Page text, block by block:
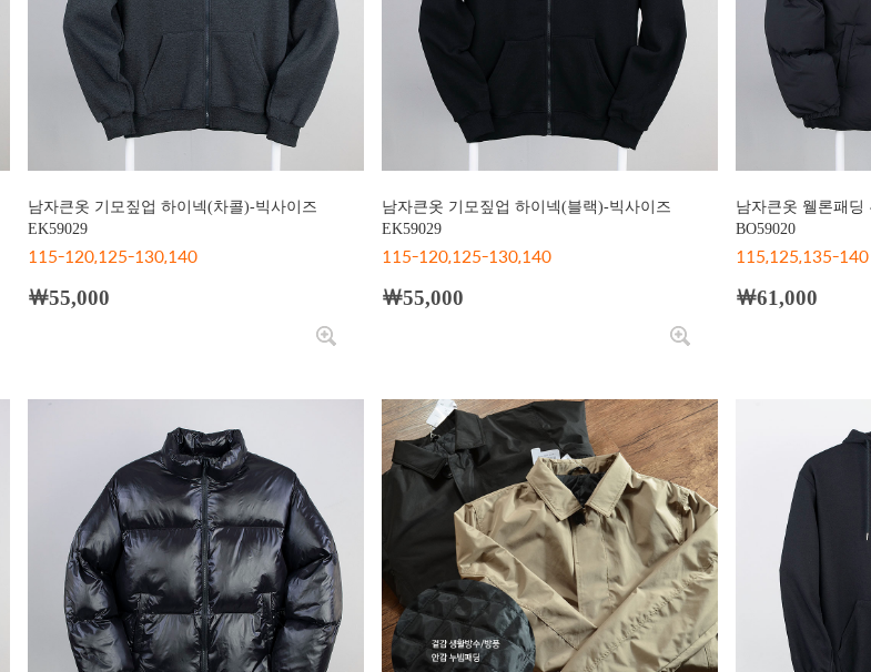
남자큰옷 기모짚업 하이넥(차콜)-빅사이즈
EK59029
115-120,125-130,140
￦55,000
남자큰옷 기모짚업 하이넥(블랙)-빅사이즈
EK59029
115-120,125-130,140
￦55,000
남자큰옷 웰론패딩
BO59020
115,125,135-140
￦61,000